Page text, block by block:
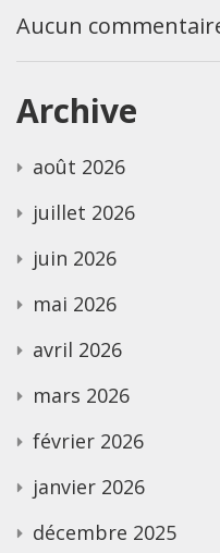
Aucun
Archive
août 2026
juillet 2026
juin 2026
mai 2026
avril 2026
mars 2026
février 2026
janvier 2026
décembre 2025